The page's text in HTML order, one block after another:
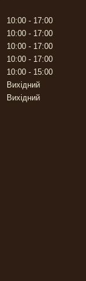
10:00
17:00
10:00
17:00
10:00
17:00
10:00
17:00
10:00
15:00
Вихідний
Вихідний